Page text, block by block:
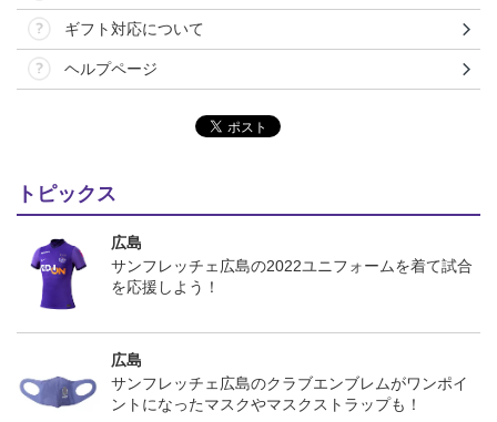
ギフト対応について
ヘルプページ
トピックス
広島
サンフレッチェ広島の2022ユニフォームを着て試合
を応援しよう！
広島
サンフレッチェ広島のクラブエンブレムがワンポイ
ントになったマスクやマスクストラップも！